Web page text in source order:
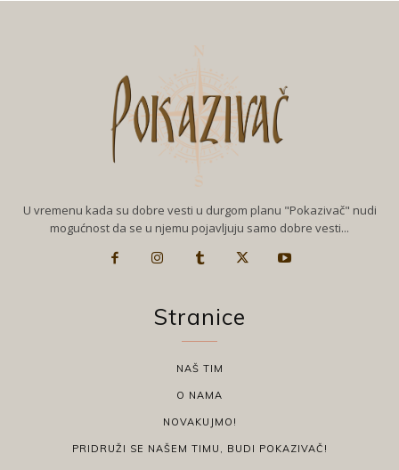
U vremenu kada su dobre vesti u durgom planu "Pokazivač" nudi
mogućnost da se u njemu pojavljuju samo dobre vesti...
Stranice
NAŠ TIM
O NAMA
NOVAKUJMO!
PRIDRUŽI SE NAŠEM TIMU, BUDI POKAZIVAČ!